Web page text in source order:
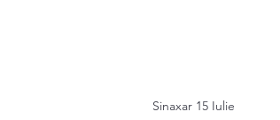
Sinaxar 15 Iulie